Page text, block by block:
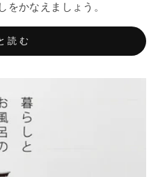
をかなえましょう。
読む